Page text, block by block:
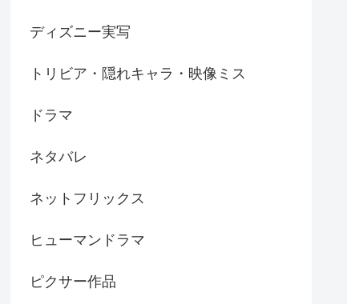
ディズニー実写
トリビア・隠れキャラ・映像ミス
ドラマ
ネタバレ
ネットフリックス
ヒューマンドラマ
ピクサー作品